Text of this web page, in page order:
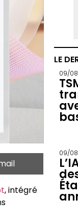
, intégré
LE
09/
09/